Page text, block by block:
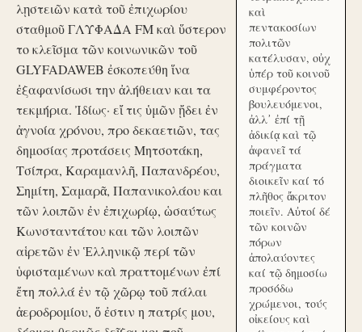
λῃστειῶν κατὰ τοῦ ἐπιχωρίου
σταθμοῦ ΓΛΥΦΑΔΑ FM καὶ ὕστερον
το κλεῖσμα τῶν κοινωνικῶν τοῦ
GLYFADAWEB ἐσκοπεύθη ἵνα
ἐξαφανίσωσι την ἀλήθειαν και τα
τεκμήρια. Ἰδίως· εἴ τις ὑμῶν ᾔδει ἐν
ἀγνοία χρόνου, προ δεκαετιῶν, τας
δημοσίας προτάσεις Μητσοτάκη,
Τσίπρα, Καραμανλῆ, Παπανδρέου,
Σημίτη, Σαμαρᾶ, Παπανικολάου και
τῶν λοιπῶν ἐν ἐπιχωρίῳ, ὡσαύτως
Κωνσταντάτου και τῶν λοιπῶν
αἱρετῶν ἐν Ἑλληνικῷ περί τῶν
ὑφισταμένων καὶ πραττομένων ἐπί
ἔτη πολλά ἐν τῷ χῶρῳ τοῦ πάλαι
ἀεροδρομίου, ὅ ἐστιν η πατρίς μου,
καὶ
πεντακοσίων
πολιτῶν
κατέλυσαν, οὐχ
ὑπέρ τοῦ κοινοῦ
συμφέροντος
βουλευόμενοι,
ἀλλ᾽ ἐπί τῇ
ἀδικίᾳ καὶ τῷ
ἀφανεῖ τά
πράγματα
διοικεῖν καί τό
πλῆθος ἄκριτον
ποιεῖν. Αὐτοί δέ
τῶν κοινῶν
πόρων
ἀπολαύοντες
καί τῷ δημοσίω
προσόδω
χρώμενοι, τούς
οἰκείους καὶ